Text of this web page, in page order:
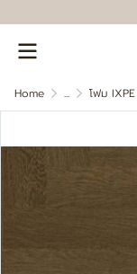
Home ... โฟม IXPE